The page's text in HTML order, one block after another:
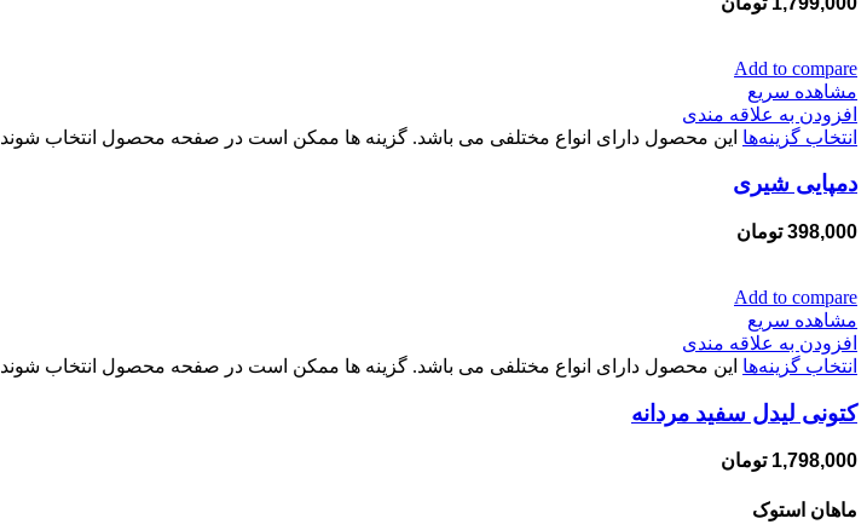
Add to compare
مشاهده سریع
افزودن به علاقه مندی
انتخاب گزینه‌ها این محصول دارای انواع مختلفی می باشد. گزینه ها ممکن است در صفحه محصول انتخاب شوند
دمپایی شیری
398,000 تومان
Add to compare
مشاهده سریع
افزودن به علاقه مندی
انتخاب گزینه‌ها این محصول دارای انواع مختلفی می باشد. گزینه ها ممکن است در صفحه محصول انتخاب شوند
کتونی لیدل سفید مردانه
1,798,000 تومان
ماهان استوک